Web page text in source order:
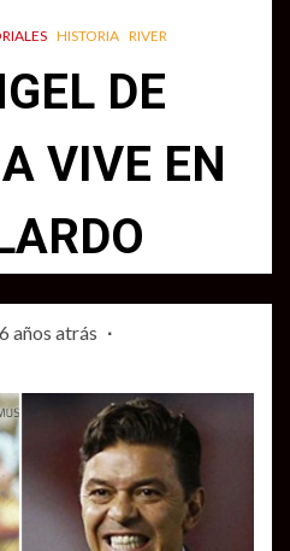
HISTORIA RIVER
DE
VIVE EN
6 años atrás